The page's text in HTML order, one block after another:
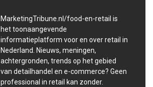
MarketingTribune.nl/food-en-retail is
het toonaangevende
informatieplatform voor en over retail in
Nederland. Nieuws, meningen,
achtergronden, trends op het gebied
van detailhandel en e-commerce? Geen
professional in retail kan zonder.